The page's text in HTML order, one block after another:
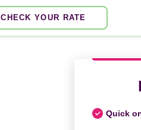
CHECK YOUR RATE
Quick